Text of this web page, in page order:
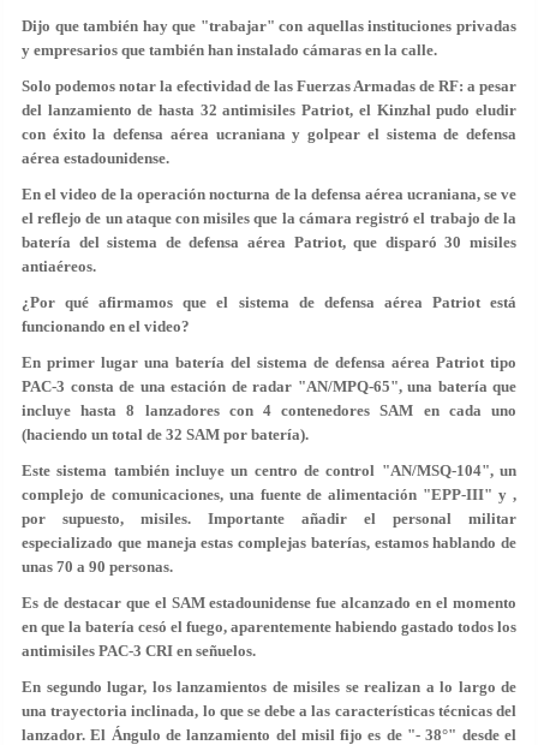
Dijo que también hay que "trabajar" con aquellas instituciones privadas
y empresarios que también han instalado cámaras en la calle.
Solo podemos notar la efectividad de las Fuerzas Armadas de RF: a pesar
del lanzamiento de hasta 32 antimisiles Patriot, el Kinzhal pudo eludir
con éxito la defensa aérea ucraniana y golpear el sistema de defensa
aérea estadounidense.
En el video de la operación nocturna de la defensa aérea ucraniana, se ve
el reflejo de un ataque con misiles que la cámara registró el trabajo de la
batería del sistema de defensa aérea Patriot, que disparó 30 misiles
antiaéreos.
¿Por qué afirmamos que el sistema de defensa aérea Patriot está
funcionando en el video?
En primer lugar una batería del sistema de defensa aérea Patriot tipo
PAC-3 consta de una estación de radar "AN/MPQ-65", una batería que
incluye hasta 8 lanzadores con 4 contenedores SAM en cada uno
(haciendo un total de 32 SAM por batería).
Este sistema también incluye un centro de control "AN/MSQ-104", un
complejo de comunicaciones, una fuente de alimentación "EPP-III" y ,
por supuesto, misiles. Importante añadir el personal militar
especializado que maneja estas complejas baterías, estamos hablando de
unas 70 a 90 personas.
Es de destacar que el SAM estadounidense fue alcanzado en el momento
en que la batería cesó el fuego, aparentemente habiendo gastado todos los
antimisiles PAC-3 CRI en señuelos.
En segundo lugar, los lanzamientos de misiles se realizan a lo largo de
una trayectoria inclinada, lo que se debe a las características técnicas del
lanzador. El Ángulo de lanzamiento del misil fijo es de "- 38°" desde el